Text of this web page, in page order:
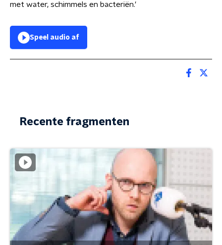
met water, schimmels en bacteriën.'
Speel audio af
Recente fragmenten